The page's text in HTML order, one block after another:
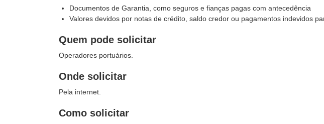
Documentos de Garantia, como seguros e fianças pagas com antecedência
Valores devidos por notas de crédito, saldo credor ou pagamentos indevidos
Quem pode solicitar
Operadores portuários.
Onde solicitar
Pela internet.
Como solicitar